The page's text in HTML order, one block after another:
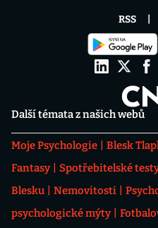
Další témata z našich webů
Moje Psychologie Blesk
Fantasy
Spotřebitelské
Blesku
Nemovitosti
psychologické mýty
RSS